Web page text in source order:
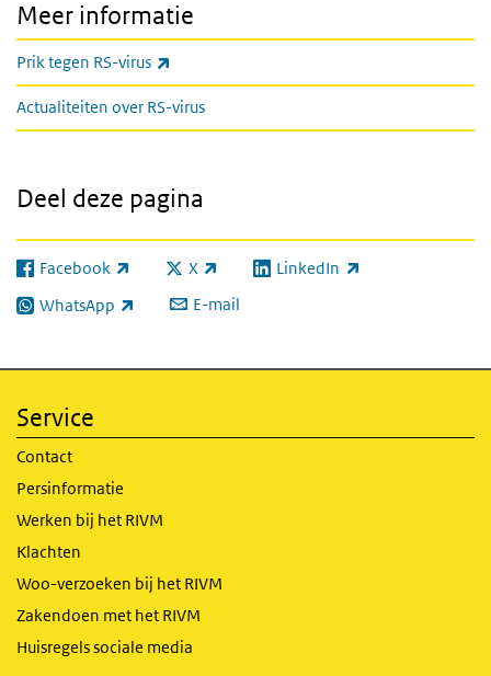
Meer informatie
Prik tegen RS-virus
Actualiteiten over RS-virus
Deel deze pagina
Facebook
(externe link) X
(externe link) LinkedIn
(externe link)
WhatsApp
(externe link) E-mail
Service
Contact
Persinformatie
Werken bij het RIVM
Klachten
Woo-verzoeken bij het RIVM
Zakendoen met het RIVM
Huisregels sociale media